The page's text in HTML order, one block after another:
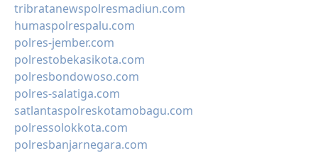
tribratanewspolresmadiun.com
humaspolrespalu.com
polres-jember.com
polrestobekasikota.com
polresbondowoso.com
polres-salatiga.com
satlantaspolreskotamobagu.com
polressolokkota.com
polresbanjarnegara.com